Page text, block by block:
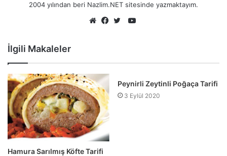
2004 yılından beri Nazlim.NET sitesinde yazmaktayım.
YouTube
İlgili Makaleler
Hamura Sarılmış Köfte Tarifi
Peynirli Zeytinli Poğaça Tarifi
3 Eylül 2020